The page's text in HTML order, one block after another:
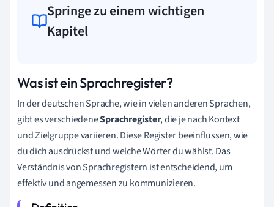
Springe zu einem wichtigen
Kapitel
Was ist ein Sprachregister?
In der deutschen Sprache, wie in vielen anderen Sprachen,
gibt es verschiedeneSprachregister, die je nach Kontext
und Zielgruppe variieren. Diese Register beeinflussen, wie
du dich ausdrückst und welche Wörter du wählst. Das
Verständnis von Sprachregistern ist entscheidend, um
effektiv und angemessen zu kommunizieren.